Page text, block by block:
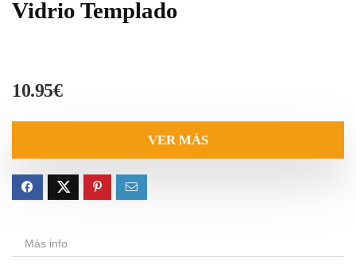
Vidrio Templado
10.95€
VER MÁS
Más info